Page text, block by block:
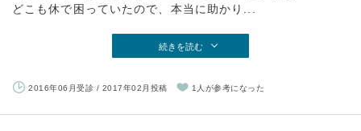
どこも休で困っていたので、本当に助かり...
続きを読む
2016年06月受診 / 2017年02月投稿 1人が参考になった